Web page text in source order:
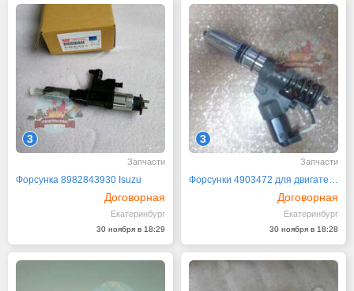
3
Запчасти
Форсунка 8982843930 Isuzu
Договорная
Екатеринбург
30 ноября в 18:29
3
Запчасти
Форсунки 4903472 для двигателя Cummins QSM11
Договорная
Екатеринбург
30 ноября в 18:28